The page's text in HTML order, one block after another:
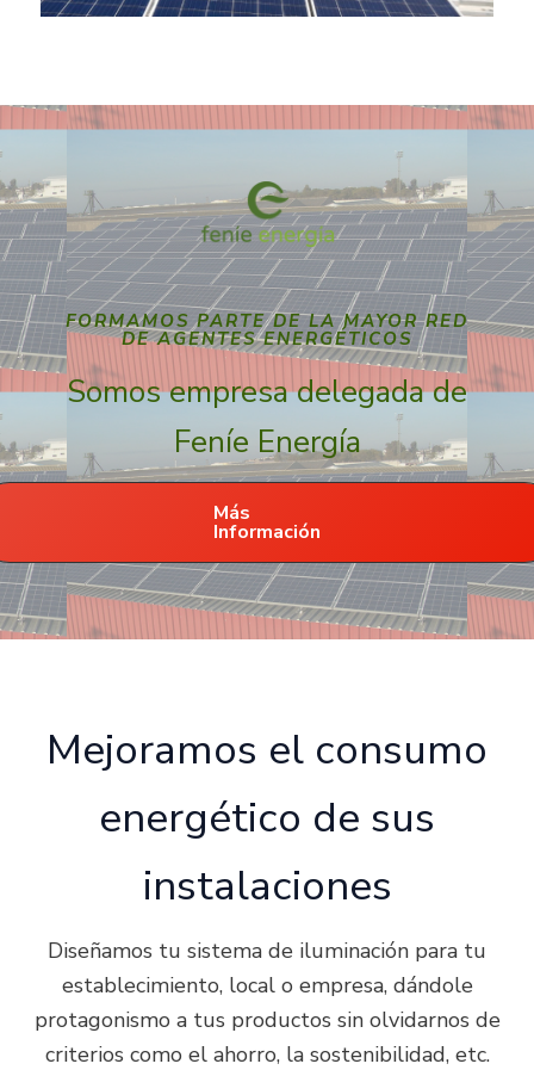
FORMAMOS PARTE DE LA MAYOR RED
DE AGENTES ENERGÉTICOS
Somos empresa delegada de
Feníe Energía
Más
Información
Mejoramos el consumo
energético de sus
instalaciones
Diseñamos tu sistema de iluminación para tu
establecimiento, local o empresa, dándole
protagonismo a tus productos sin olvidarnos de
criterios como el ahorro, la sostenibilidad, etc.